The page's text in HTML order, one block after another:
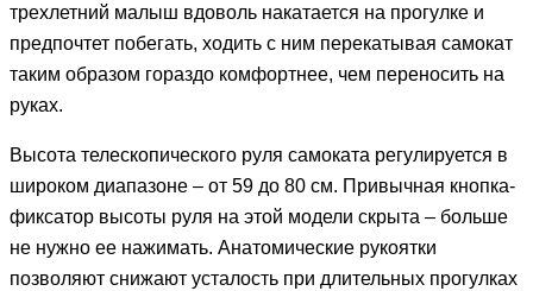
трехлетний малыш вдоволь накатается на прогулке и
предпочтет побегать, ходить с ним перекатывая самокат
таким образом гораздо комфортнее, чем переносить на
руках.
Высота телескопического руля самоката регулируется в
широком диапазоне – от 59 до 80 см. Привычная кнопка-
фиксатор высоты руля на этой модели скрыта – больше
не нужно ее нажимать. Анатомические рукоятки
позволяют снижают усталость при длительных прогулках